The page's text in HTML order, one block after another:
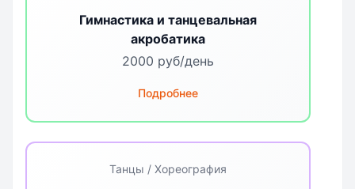
движении, повышенная двигательная
активность - наиболее важные
биологические особенности детского
организма. При их недостатке
возникает целый ряд негативных для
ребенка последствий: происходит
нарушение функций и структуры
ряда органов, регуляции обмена
веществ и энергии, снижается
Гимнастика и танцевальная
акробатика
2000 руб/день
Подробнее
Танцы / Хореография